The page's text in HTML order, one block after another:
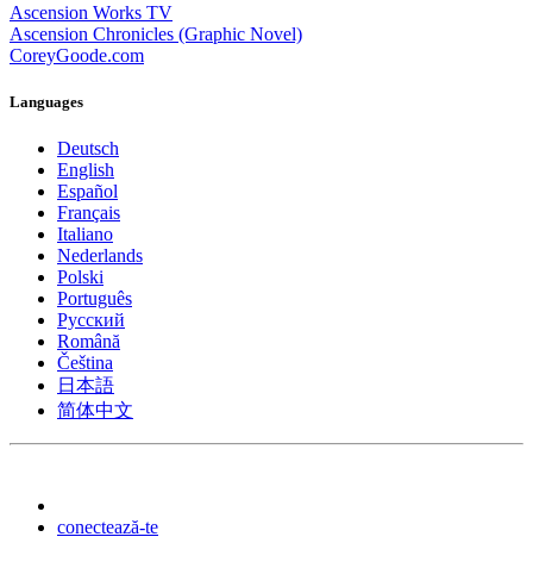
Ascension Works TV
Ascension Chronicles (Graphic Novel)
CoreyGoode.com
Languages
Deutsch
English
Español
Français
Italiano
Nederlands
Polski
Português
Pусский
Română
Čeština
日本語
简体中文
conectează-te